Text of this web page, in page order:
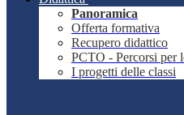
Panoramica
Offerta formativa
Recupero didattico
PCTO - Percorsi per
I progetti delle classi